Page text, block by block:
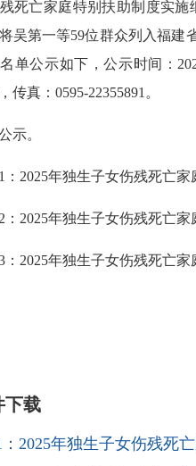
死亡家庭特别扶助制度实
吴第一等59位群众列入福建
单公示如下，公示时间：
传真：0595-22355891。
。
年独生子女伤残死亡家
年独生子女伤残死亡家
年独生子女伤残死亡家
下载
：2025年独生子女伤残死